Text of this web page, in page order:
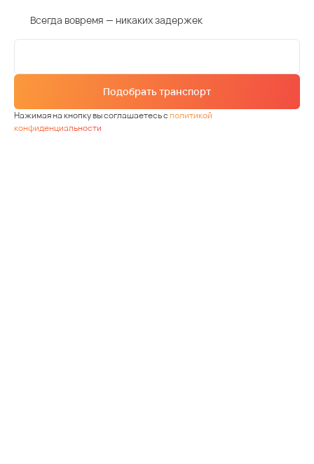
Всегда вовремя — никаких задержек
Подобрать транспорт
Нажимая на кнопку вы соглашаетесь сполитикой
конфиденциальности